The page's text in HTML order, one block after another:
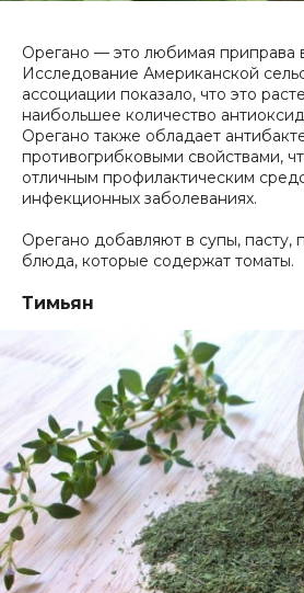
Орегано — это любимая приправа
Исследование Американской
ассоциации показало, что это
наибольшее количество
Орегано также обладает
противогрибковыми свойствами,
отличным профилактическим
инфекционных заболеваниях.
Орегано добавляют в супы, пасту,
блюда, которые содержат томаты.
Тимьян